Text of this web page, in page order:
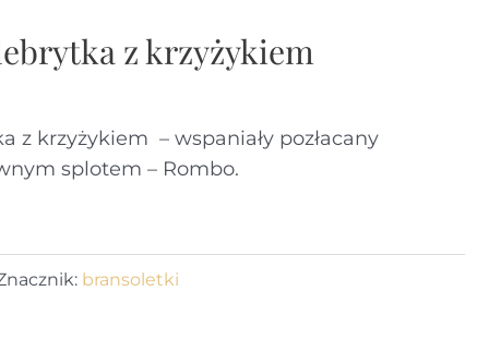
z krzyżykiem
z krzyżykiem – wspaniały pozłacany
splotem – Rombo.
bransoletki